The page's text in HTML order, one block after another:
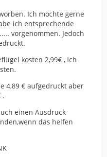
Ich möchte gerne
ich entsprechende
vorgenommen. Jedoch
kosten 2,99€ , ich
4,89 € aufgedruckt aber
.
einen Ausdruck
das helfen